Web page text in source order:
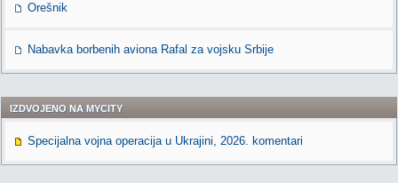
Orešnik
Nabavka borbenih aviona Rafal za vojsku Srbije
IZDVOJENO NA MYCITY
Specijalna vojna operacija u Ukrajini, 2026. komentari